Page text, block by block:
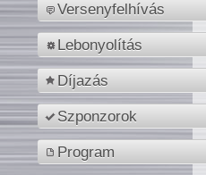
Versenyfelhívás
Lebonyolítás
Díjazás
Szponzorok
Program